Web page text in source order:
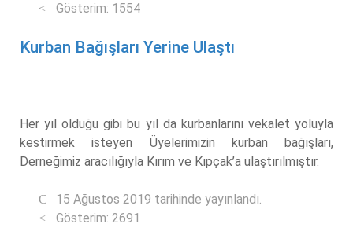
Gösterim: 1554
Kurban Bağışları Yerine Ulaştı
Her yıl olduğu gibi bu yıl da kurbanlarını vekalet yoluyla
kestirmek isteyen Üyelerimizin kurban bağışları,
Derneğimiz aracılığıyla Kırım ve Kıpçak’a ulaştırılmıştır.
15 Ağustos 2019 tarihinde yayınlandı.
Gösterim: 2691